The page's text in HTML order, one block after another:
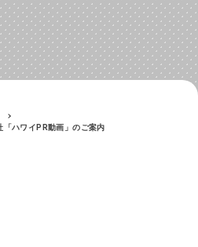
「ハワイPR動画」のご案内